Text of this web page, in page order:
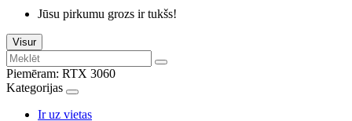
Jūsu pirkumu grozs ir tukšs!
Visur
Piemēram: RTX 3060
Kategorijas
Ir uz vietas